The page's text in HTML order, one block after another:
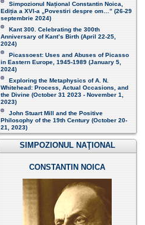
Simpozionul Național Constantin Noica,
Ediția a XVI-a „Povestiri despre om…” (26-29
septembrie 2024)
Kant 300. Celebrating the 300th
Anniversary of Kant’s Birth (April 22-25,
2024)
Picassoest: Uses and Abuses of Picasso
in Eastern Europe, 1945-1989 (January 5,
2024)
Exploring the Metaphysics of A. N.
Whitehead: Process, Actual Occasions, and
the Divine (October 31 2023 - November 1,
2023)
John Stuart Mill and the Positive
Philosophy of the 19th Century (October 20-
21, 2023 )
SIMPOZIONUL NAŢIONAL
CONSTANTIN NOICA